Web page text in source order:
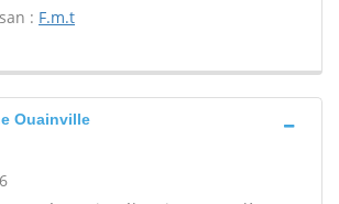
: F.m.t
Ouainville